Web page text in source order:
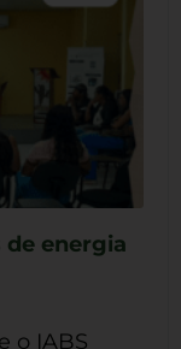
de energia
o IABS